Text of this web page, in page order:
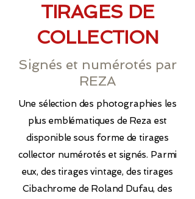
TIRAGES DE
COLLECTION
Signés et numérotés par
REZA
Une sélection des photographies les
plus emblématiques de Reza est
disponible sous forme de tirages
collector numérotés et signés. Parmi
eux, des tirages vintage, des tirages
Cibachrome de Roland Dufau, des